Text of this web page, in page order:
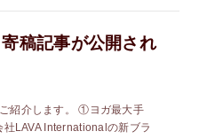
稿記事が公開され
紹介します。 ①ヨガ最大手
社LAVA Internationalの新ブラ